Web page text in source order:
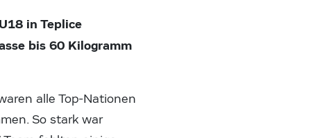
in Teplice
bis 60 Kilogramm
alle Top-Nationen
So stark war